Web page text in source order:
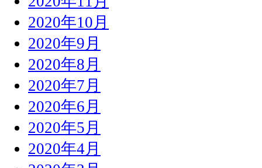
2020年10月
2020年9月
2020年8月
2020年7月
2020年6月
2020年5月
2020年4月